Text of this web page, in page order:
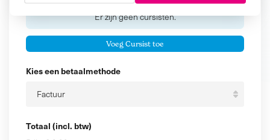
Voornaam
Tussenvoegsel
Er zijn geencursisten.
Voeg Cursist toe
Kies een betaalmethode
Totaal (incl. btw)